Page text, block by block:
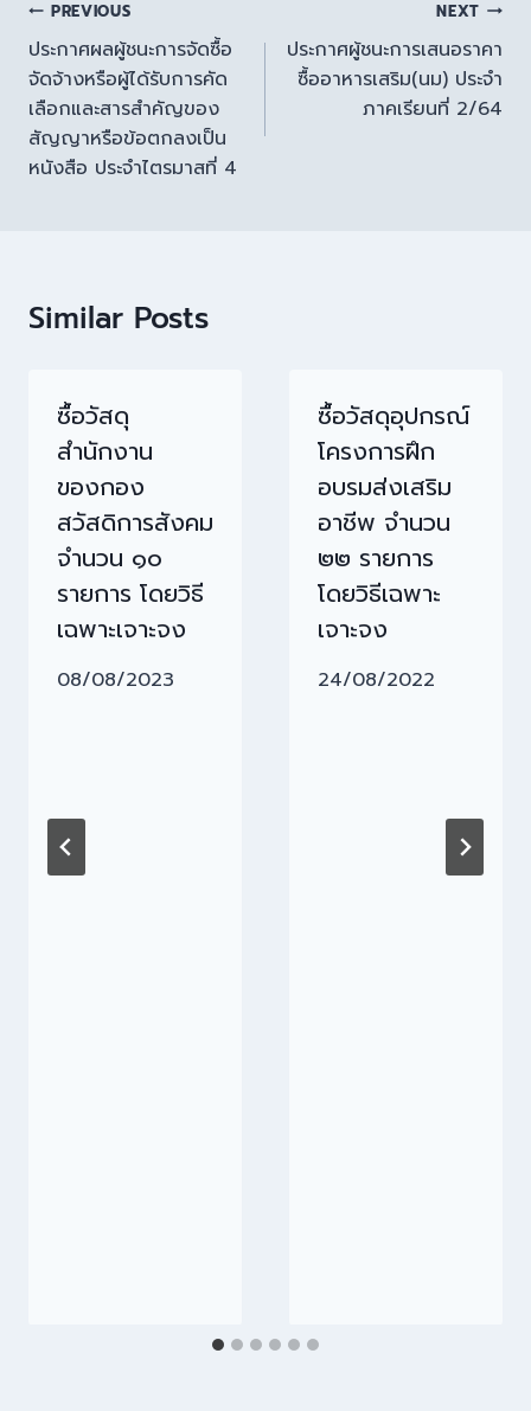
PREVIOUS
ประกาศผลผู้ชนะการจัดซื้อ
จัดจ้างหรือผู้ได้รับการคัด
เลือกและสารสำคัญของ
สัญญาหรือข้อตกลงเป็น
หนังสือ ประจำไตรมาสที่ 4
NEXT
ประกาศผู้ชนะการเสนอราคา
ซื้ออาหารเสริม(นม) ประจำ
ภาคเรียนที่ 2/64
Similar Posts
ซื้อวัสดุ
สำนักงาน
ของกอง
สวัสดิการสังคม
จำนวน ๑๐
รายการ โดยวิธี
เฉพาะเจาะจง
08/08/2023
ซื้อวัสดุอุปกรณ์
โครงการฝึก
อบรมส่งเสริม
อาชีพ จำนวน
๒๒ รายการ
โดยวิธีเฉพาะ
เจาะจง
24/08/2022